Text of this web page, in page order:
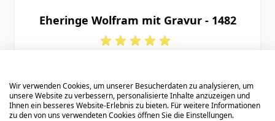
Eheringe Wolfram mit Gravur - 1482
Wir verwenden Cookies, um unserer Besucherdaten zu analysieren, um
unsere Website zu verbessern, personalisierte Inhalte anzuzeigen und
Ihnen ein besseres Website-Erlebnis zu bieten. Für weitere Informationen
zu den von uns verwendeten Cookies öffnen Sie die Einstellungen.